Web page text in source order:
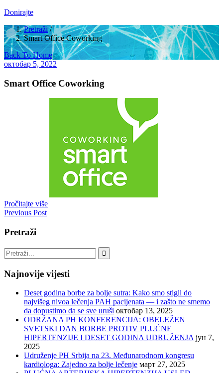
Donirajte
Pretraži/
Smart Office Coworking
Back To Home
октобар 5, 2022
Smart Office Coworking
Pročitajte više
Previous Post
Pretraži
Najnovije vijesti
Deset godina borbe za bolje sutra: Kako smo stigli do
najvišeg nivoa lečenja PAH pacijenata — i zašto ne smemo
da dopustimo da se sve uruši октобар 13, 2025
ODRŽANA PH KONFERENCIJA: OBELEŽEN
SVETSKI DAN BORBE PROTIV PLUĆNE
HIPERTENZIJE I DESET GODINA UDRUŽENJA јун 7,
2025
Udruženje PH Srbija na 23. Međunarodnom kongresu
kardiologa: Zajedno za bolje lečenje март 27, 2025